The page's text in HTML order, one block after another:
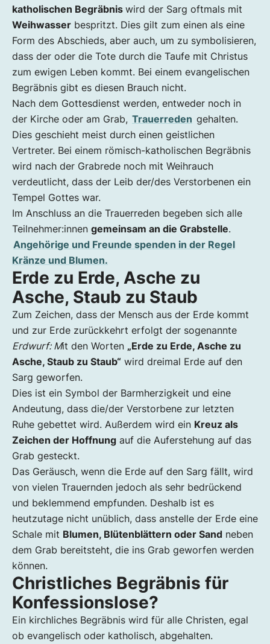
katholischen Begräbnis wird der Sarg oftmals mit
Weihwasser bespritzt. Dies gilt zum einen als eine
Form des Abschieds, aber auch, um zu symbolisieren,
dass der oder die Tote durch die Taufe mit Christus
zum ewigen Leben kommt. Bei einem evangelischen
Begräbnis gibt es diesen Brauch nicht.
Nach dem Gottesdienst werden, entweder noch in
der Kirche oder am Grab, Trauerreden gehalten.
Dies geschieht meist durch einen geistlichen
Vertreter. Bei einem römisch-katholischen Begräbnis
wird nach der Grabrede noch mit Weihrauch
verdeutlicht, dass der Leib der/des Verstorbenen ein
Tempel Gottes war.
Im Anschluss an die Trauerreden begeben sich alle
Teilnehmer:innen gemeinsam an die Grabstelle.
Angehörige und Freunde spenden in der Regel
Kränze und Blumen.
Erde zu Erde, Asche zu
Asche, Staub zu Staub
Zum Zeichen, dass der Mensch aus der Erde kommt
und zur Erde zurückkehrt erfolgt der sogenannte
Erdwurf: Mit den Worten „Erde zu Erde, Asche zu
Asche, Staub zu Staub“ wird dreimal Erde auf den
Sarg geworfen.
Dies ist ein Symbol der Barmherzigkeit und eine
Andeutung, dass die/der Verstorbene zur letzten
Ruhe gebettet wird. Außerdem wird ein Kreuz als
Zeichen der Hoffnung auf die Auferstehung auf das
Grab gesteckt.
Das Geräusch, wenn die Erde auf den Sarg fällt, wird
von vielen Trauernden jedoch als sehr bedrückend
und beklemmend empfunden. Deshalb ist es
heutzutage nicht unüblich, dass anstelle der Erde eine
Schale mit Blumen, Blütenblättern oder Sand neben
dem Grab bereitsteht, die ins Grab geworfen werden
können.
Christliches Begräbnis für
Konfessionslose?
Ein kirchliches Begräbnis wird für alle Christen, egal
ob evangelisch oder katholisch, abgehalten.